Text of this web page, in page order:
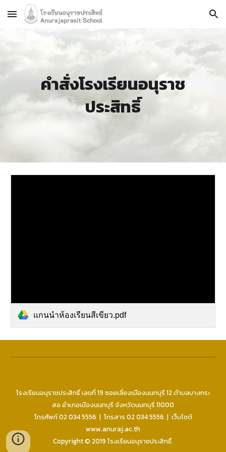
Skip to main content Skip to navigation
คำสั่งโรงเรียนอนุราช
ประสิทธิ์
แกนนำห้องเรียนสีเขียว.pdf
โรงเรียนอนุราชประสิทธิ์ เลขที่ 19ซอยเลี่ยงเมืองนนทบุรี 12 ตำบลบางกระ
สอ อำเภอเมืองนนทบุรี จังหวัดนนทบุรี 11000
โทรศัพท์ 020345556 | โทรสาร 020345556 | เว็บไซต์
www.anuraj.ac.th
Copyright © 2019 โรงเรียนอนุราชประสิทธิ์.